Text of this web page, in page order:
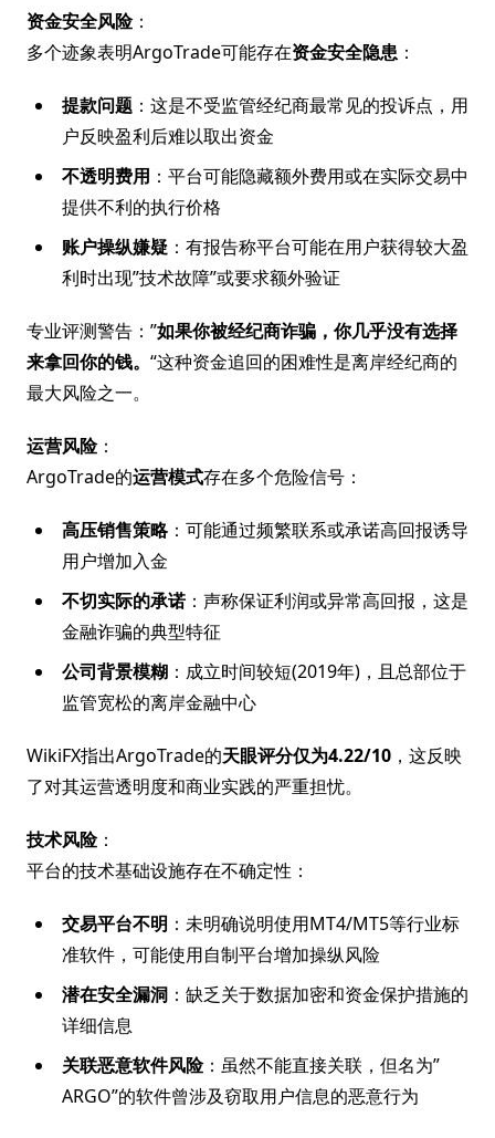
资金安全风险：
多个迹象表明ArgoTrade可能存在资金安全隐患 ：
提款问题 ：这是不受监管经纪商最常见的投诉点，用
户反映盈利后难以取出资金
不透明费用 ：平台可能隐藏额外费用或在实际交易中
提供不利的执行价格
账户操纵嫌疑 ：有报告称平台可能在用户获得较大盈
利时出现”技术故障”或要求额外验证
专业评测警告：”如果你被经纪商诈骗，你几乎没有选择
来拿回你的钱。 “这种资金追回的困难性是离岸经纪商的
最大风险之一。
运营风险：
ArgoTrade的运营模式存在多个危险信号：
高压销售策略：可能通过频繁联系或承诺高回报诱导
用户增加入金
不切实际的承诺：声称保证利润或异常高回报，这是
金融诈骗的典型特征
公司背景模糊 ：成立时间较短(2019年)，且总部位于
监管宽松的离岸金融中心
WikiFX指出ArgoTrade的天眼评分仅为4.22/10 ，这反映
了对其运营透明度和商业实践的严重担忧。
技术风险：
平台的技术基础设施存在不确定性：
交易平台不明 ：未明确说明使用MT4/MT5等行业标
准软件，可能使用自制平台增加操纵风险
潜在安全漏洞 ：缺乏关于数据加密和资金保护措施的
详细信息
关联恶意软件风险：虽然不能直接关联，但名为”
ARGO”的软件曾涉及窃取用户信息的恶意行为